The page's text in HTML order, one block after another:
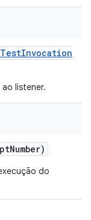
Invocation
listener.
Number)
do